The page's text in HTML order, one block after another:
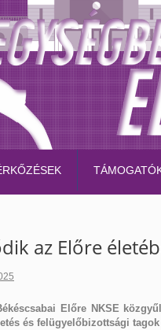
az Előre
Előre NKSE
és felügyelőbizottsági